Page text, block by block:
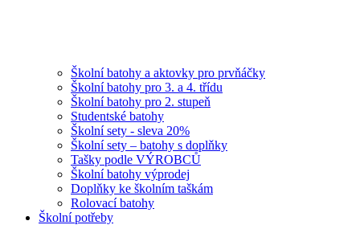
Školní batohy a aktovky pro prvňáčky
Školní batohy pro 3. a 4. třídu
Školní batohy pro 2. stupeň
Studentské batohy
Školní sety - sleva 20%
Školní sety – batohy s doplňky
Tašky podle VÝROBCŮ
Školní batohy výprodej
Doplňky ke školním taškám
Rolovací batohy
Školní potřeby